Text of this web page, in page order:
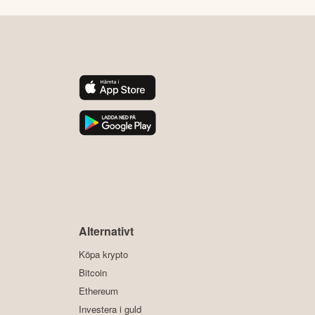
Alternativt
Köpa krypto
Bitcoin
Ethereum
Investera i guld